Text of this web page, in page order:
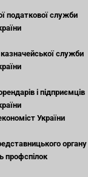
податкової служби
служби
і підприємців
України
органу
профспілок